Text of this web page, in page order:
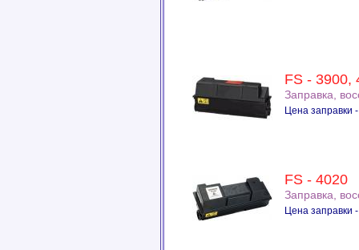
FS - 3900,
Заправка,
Цена заправки
FS - 4020
Заправка,
Цена заправки